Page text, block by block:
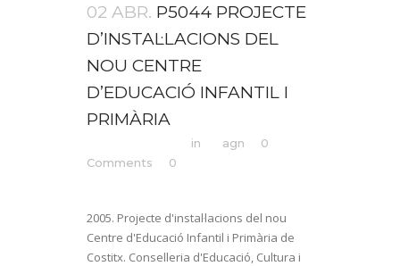
02 ABR. P5044 PROJECTE
D’INSTAL·LACIONS DEL
NOU CENTRE
D’EDUCACIÓ INFANTIL I
PRIMÀRIA
in agn
0
Comments
0
2005. Projecte d'instal·lacions del nou
Centre d'Educació Infantil i Primària de
Costitx. Conselleria d'Educació, Cultura i